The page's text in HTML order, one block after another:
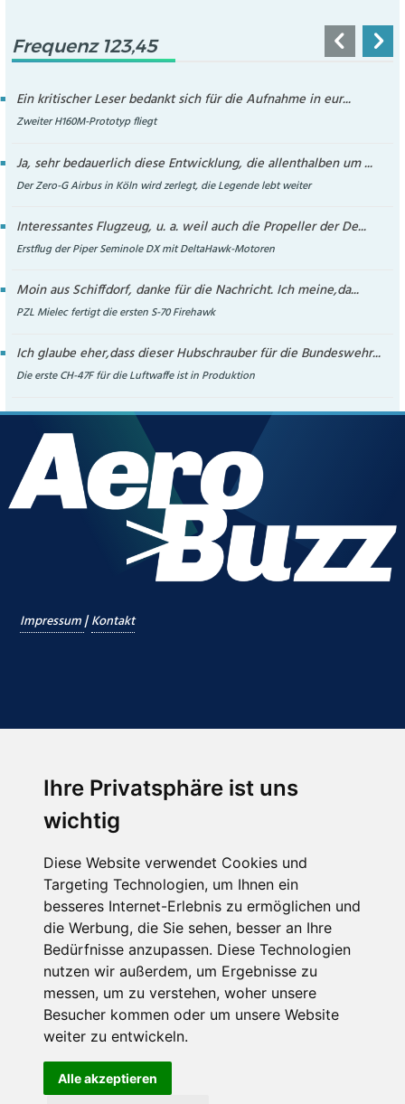
Ihre Privatsphäre ist uns
wichtig
Diese Website verwendet Cookies und
Targeting Technologien, um Ihnen ein
besseres Internet-Erlebnis zu ermöglichen und
die Werbung, die Sie sehen, besser an Ihre
Bedürfnisse anzupassen. Diese Technologien
nutzen wir außerdem, um Ergebnisse zu
messen, um zu verstehen, woher unsere
Besucher kommen oder um unsere Website
weiter zu entwickeln.
Alle akzeptieren
Frequenz 123,45
Ein kritischer Leser bedankt sich für die Aufnahme in eur...
Zweiter H160M-Prototyp fliegt
Ja, sehr bedauerlich diese Entwicklung, die allenthalben um ...
Der Zero-G Airbus in Köln wird zerlegt, die Legende lebt weiter
Interessantes Flugzeug, u. a. weil auch die Propeller der De...
Erstflug der Piper Seminole DX mit DeltaHawk-Motoren
Moin aus Schiffdorf, danke für die Nachricht. Ich meine,da...
PZL Mielec fertigt die ersten S-70 Firehawk
Ich glaube eher,dass dieser Hubschrauber für die Bundeswehr...
Die erste CH-47F für die Luftwaffe ist in Produktion
Impressum|Kontakt
Hier finden Sie uns auch
Abonnieren Sie unseren Newsletter
Email*